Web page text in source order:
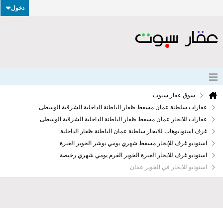
دخول
سوق عقار سبوت
عقارات سلطنة عمان مسقط ظفار الباطنة الداخلية الشرقية الوسطى
عقارات للايجار عمان مسقط ظفار الباطنة الداخلية الشرقية الوسطى
غرف استوديوهات للايجار سلطنة عمان الباطنة ظفار الداخلية
استوديو غرف للإيجار مسقط شهري يومي بوشر الخوير الغبرة
استوديو غرف للايجار الغبرة الخوير القرم يومي شهري رخيصة
استوديو للايجار في الخوير عمان